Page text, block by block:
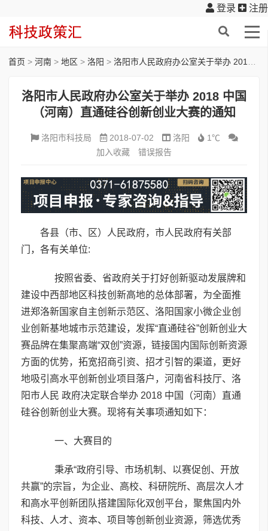
登录 注册
首页 > 河南 > 地区 > 洛阳 > 洛阳市人民政府办公室关于举办 2018 中国（河南）直通硅谷创新创业大赛的通知
洛阳市人民政府办公室关于举办 2018 中国
（河南）直通硅谷创新创业大赛的通知
洛阳市科技局 2018-07-02 洛阳
1℃
加入收藏
错误报告
各县（市、区）人民政府，市人民政府有关部
门，各有关单位:
按照省委、省政府关于打好创新驱动发展牌和
建设中西部地区科技创新高地的总体部署，为全面推
进郑洛新国家自主创新示范区、洛阳国家小微企业创
业创新基地城市示范建设，发挥“直通硅谷”创新创业大
赛品牌在集聚高端“双创”资源，链接国内国际创新资源
方面的优势，拓宽招商引资、招才引智的渠道，更好
地吸引高水平创新创业项目落户，河南省科技厅、洛
阳市人民 政府决定联合举办 2018 中国（河南）直通
硅谷创新创业大赛。现将有关事项通知如下：
一、大赛目的
秉承“政府引导、市场机制、以赛促创、开放
共赢”的宗旨，为企业、高校、科研院所、高层次人才
和高水平创新团队搭建国际化双创平台，聚焦国内外
科技、人才、资本、项目等创新创业资源，筛选优秀